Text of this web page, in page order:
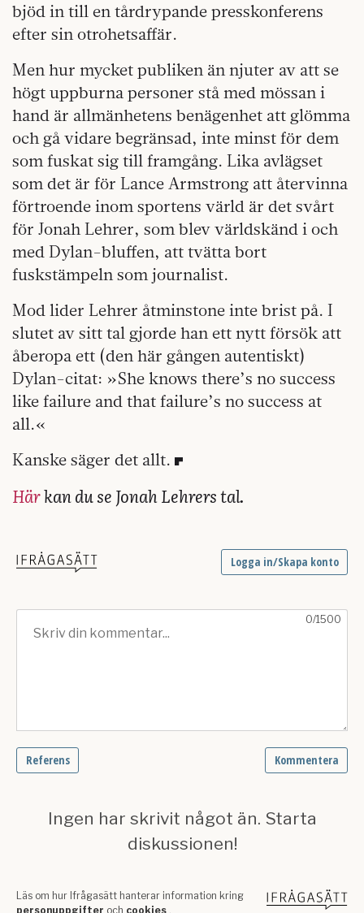
bjöd in till en tårdrypande presskonferens
efter sin otrohetsaffär.
Men hur mycket publiken än njuter av att se
högt uppburna personer stå med mössan i
hand är allmänhetens benägenhet att glömma
och gå vidare begränsad, inte minst för dem
som fuskat sig till framgång. Lika avlägset
som det är för Lance Armstrong att återvinna
förtroende inom sportens värld är det svårt
för Jonah Lehrer, som blev världskänd i och
med Dylan-bluffen, att tvätta bort
fuskstämpeln som journalist.
Mod lider Lehrer åtminstone inte brist på. I
slutet av sitt tal gjorde han ett nytt försök att
åberopa ett (den här gången autentiskt)
Dylan-citat: »She knows there’s no success
like failure and that failure’s no success at
all.«
Kanske säger det allt.
Härkan du se Jonah Lehrers tal.